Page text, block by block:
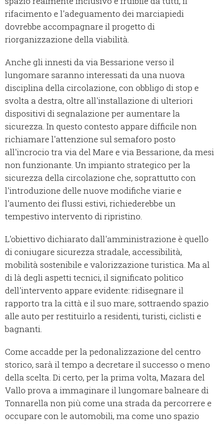
rifacimento e l'adeguamento dei marciapiedi
dovrebbe accompagnare il progetto di
riorganizzazione della viabilità.
Anche gli innesti da via Bessarione verso il
lungomare saranno interessati da una nuova
disciplina della circolazione, con obbligo di stop e
svolta a destra, oltre all'installazione di ulteriori
dispositivi di segnalazione per aumentare la
sicurezza. In questo contesto appare difficile non
richiamare l'attenzione sul semaforo posto
all'incrocio tra via del Mare e via Bessarione, da mesi
non funzionante. Un impianto strategico per la
sicurezza della circolazione che, soprattutto con
l'introduzione delle nuove modifiche viarie e
l'aumento dei flussi estivi, richiederebbe un
tempestivo intervento di ripristino.
L'obiettivo dichiarato dall'amministrazione è quello
di coniugare sicurezza stradale, accessibilità,
mobilità sostenibile e valorizzazione turistica. Ma al
di là degli aspetti tecnici, il significato politico
dell'intervento appare evidente: ridisegnare il
rapporto tra la città e il suo mare, sottraendo spazio
alle auto per restituirlo a residenti, turisti, ciclisti e
bagnanti.
Come accadde per la pedonalizzazione del centro
storico, sarà il tempo a decretare il successo o meno
della scelta. Di certo, per la prima volta, Mazara del
Vallo prova a immaginare il lungomare balneare di
Tonnarella non più come una strada da percorrere e
occupare con le automobili, ma come uno spazio